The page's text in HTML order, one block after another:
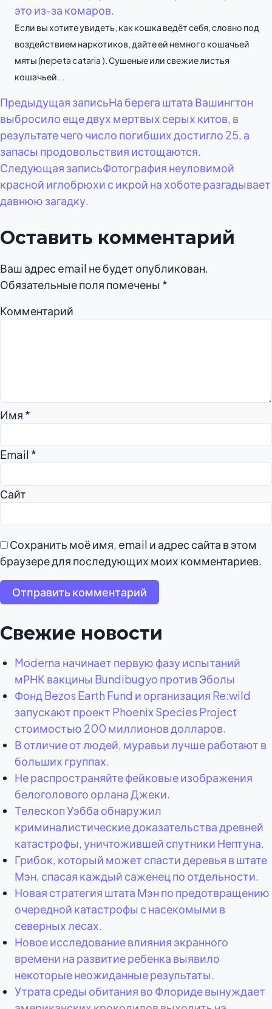
это из-за комаров.
Если вы хотите увидеть, как кошка ведёт себя, словно под
воздействием наркотиков, дайте ей немного кошачьей
мяты (nepeta cataria ). Сушеные или свежие листья
кошачьей...
Навигация
по
записям
Предыдущая записьНа берега штата Вашингтон
выбросило еще двух мертвых серых китов, в
результате чего число погибших достигло 25, а
запасы продовольствия истощаются.
Следующая записьФотография неуловимой
красной иглобрюхи с икрой на хоботе разгадывает
давнюю загадку.
Оставить комментарий
Ваш адрес email не будет опубликован.
Обязательные поля помечены *
Комментарий
Имя *
Email *
Сайт
Сохранить моё имя, email и адрес сайта в этом
браузере для последующих моих комментариев.
Отправить комментарий
Свежие новости
Moderna начинает первую фазу испытаний
мРНК вакцины Bundibugyo против Эболы
Фонд Bezos Earth Fund и организация Re:wild
запускают проект Phoenix Species Project
стоимостью 200 миллионов долларов.
В отличие от людей, муравьи лучше работают в
больших группах.
Не распространяйте фейковые изображения
белоголового орлана Джеки.
Телескоп Уэбба обнаружил
криминалистические доказательства древней
катастрофы, уничтожившей спутники Нептуна.
Грибок, который может спасти деревья в штате
Мэн, спасая каждый саженец по отдельности.
Новая стратегия штата Мэн по предотвращению
очередной катастрофы с насекомыми в
северных лесах.
Новое исследование влияния экранного
времени на развитие ребенка выявило
некоторые неожиданные результаты.
Утрата среды обитания во Флориде вынуждает